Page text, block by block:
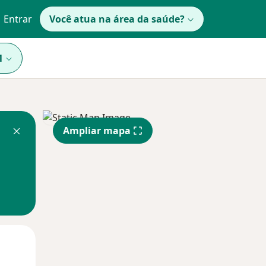
Entrar Você atua na área da saúde?
Ampliar mapa